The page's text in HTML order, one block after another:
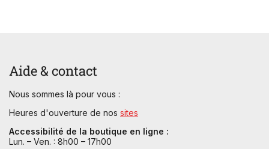
Aide & contact
Nous sommes là pour vous :
Heures d'ouverture de nos sites
Accessibilité de la boutique en ligne :
Lun. – Ven. : 8h00 – 17h00